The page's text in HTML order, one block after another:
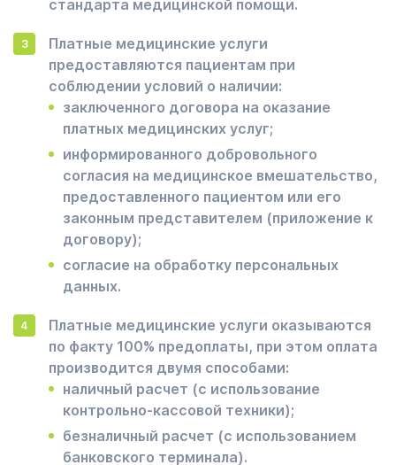
стандарта медицинской помощи.
Платные медицинские услуги
предоставляются пациентам при
соблюдении условий о наличии:
заключенного договора на оказание
платных медицинских услуг;
информированного добровольного
согласия на медицинское вмешательство,
предоставленного пациентом или его
законным представителем (приложение к
договору);
согласие на обработку персональных
данных.
Платные медицинские услуги оказываются
по факту 100% предоплаты, при этом оплата
производится двумя способами:
наличный расчет (с использование
контрольно-кассовой техники);
безналичный расчет (с использованием
банковского терминала).